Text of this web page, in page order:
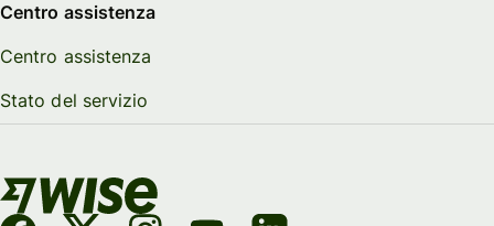
Centro assistenza
Centro assistenza
Stato del servizio